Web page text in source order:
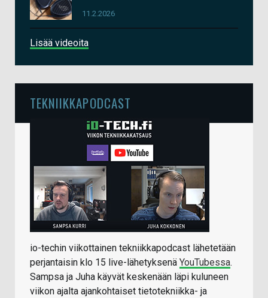
11.2.2026
Lisää videoita
TEKNIIKKAPODCAST
io-techin viikottainen tekniikkapodcast lähetetään
perjantaisin klo 15 live-lähetyksenä YouTubessa.
Sampsa ja Juha käyvät keskenään läpi kuluneen
viikon ajalta ajankohtaiset tietotekniikka- ja